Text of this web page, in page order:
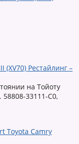
(XV70) Рестайлинг –
на Тойоту
33111-C0,